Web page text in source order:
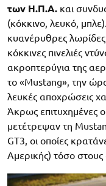
των Η.Π.Α. και
(κόκκινο, λευκό,
κυανέρυθρες
κόκκινες πινελιές
ακροπτερύγια της
το «Mustang», την
λευκές αποχρώσεις
Άκρως επιτυχημένες
μετέτρεψαν τη
GT3, οι οποίες
Αμερικής) τόσο